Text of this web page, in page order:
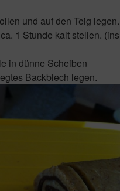
und auf den Teig legen.
1 Stunde kalt stellen. (ins
in dünne Scheiben
Backblech legen.